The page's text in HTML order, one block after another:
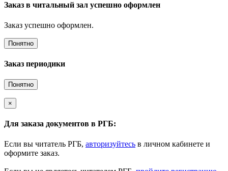
Заказ в читальный зал успешно оформлен
Заказ успешно оформлен.
Понятно
Заказ периодики
Понятно
×
Для заказа документов в РГБ:
Если вы читатель РГБ, авторизуйтесь в личном кабинете и
оформите заказ.